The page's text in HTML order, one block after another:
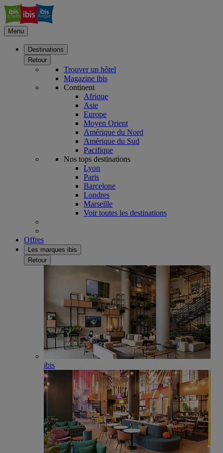
Menu
Destinations
Retour
Trouver un hôtel
Magazine ibis
Continent
Afrique
Asie
Europe
Moyen Orient
Amérique du Nord
Amérique du Sud
Pacifique
Nos tops destinations
Lyon
Paris
Barcelone
Londres
Marseille
Voir toutes les destinations
Offres
Les marques ibis
Retour
ibis